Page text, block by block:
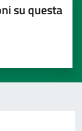
su questa